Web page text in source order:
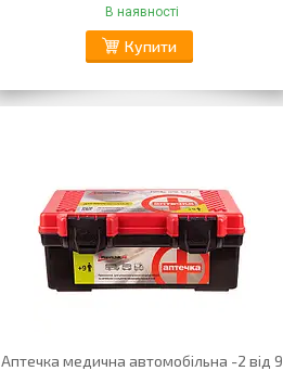
В наявності
Купити
Аптечка медична автомобiльна -2 вiд 9